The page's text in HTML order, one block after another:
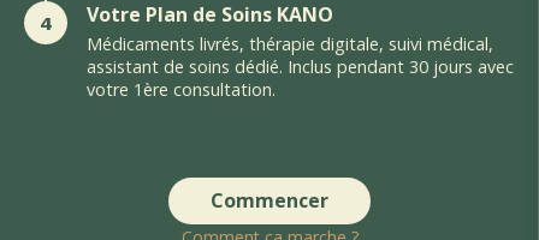
4 Votre Plan de Soins KANO
Médicaments livrés, thérapie digitale, suivi médical,
assistant de soins dédié. Inclus pendant 30 jours avec
votre 1ère consultation.
Commencer